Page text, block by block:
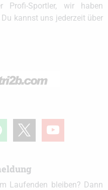
Profi-Sportler, wir haben
kannst uns jederzeit über
youtube
Laufenden bleiben? Dann